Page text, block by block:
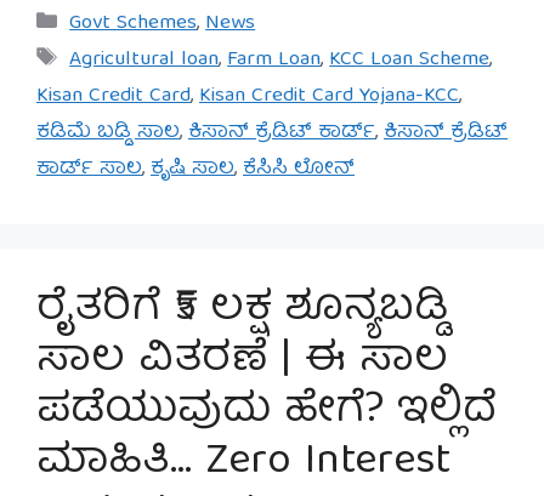
Categories
Govt Schemes,News
Tags
Agricultural loan,Farm Loan,KCC Loan Scheme,
Kisan Credit Card,Kisan Credit Card Yojana-KCC,
ಕಡಿಮೆ ಬಡ್ಡಿ ಸಾಲ,ಕಿಸಾನ್ ಕ್ರೆಡಿಟ್ ಕಾರ್ಡ್,ಕಿಸಾನ್ ಕ್ರೆಡಿಟ್
ಕಾರ್ಡ್ ಸಾಲ,ಕೃಷಿ ಸಾಲ,ಕೆಸಿಸಿ ಲೋನ್
ರೈತರಿಗೆ ₹5 ಲಕ್ಷ ಶೂನ್ಯಬಡ್ಡಿ
ಸಾಲ ವಿತರಣೆ | ಈ ಸಾಲ
ಪಡೆಯುವುದು ಹೇಗೆ? ಇಲ್ಲಿದೆ
ಮಾಹಿತಿ… Zero Interest